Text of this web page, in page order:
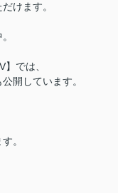
けます。
では、
開しています。
。